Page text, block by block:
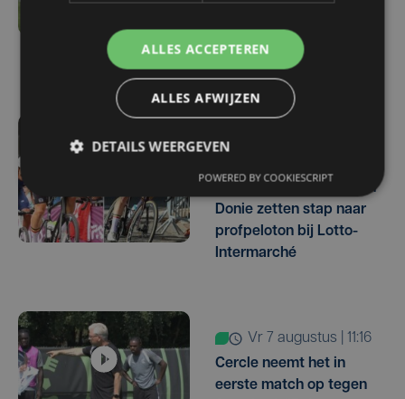
"Waarom zou ik onze
ambitie beperken?"
Vaneeckhoutte en Milan
Donie zetten stap naar
profpeloton bij Lotto-
Intermarché
vr 7 augustus | 11:16
Cercle neemt het in
eerste match op tegen
ALLES ACCEPTEREN
ALLES AFWIJZEN
DETAILS WEERGEVEN
POWERED BY COOKIESCRIPT